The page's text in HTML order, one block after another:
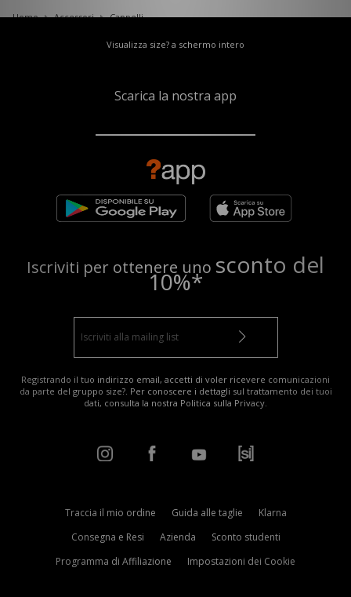
Uomo
Accessori Cappelli
Visualizza size? a schermo intero
Scarica la nostra app
Iscriviti per ottenere uno sconto del
10%*
Registrando il tuo indirizzo email, accetti di voler ricevere comunicazioni
da parte del gruppo size?. Per conoscere i dettagli sul trattamento dei tuoi
dati, consulta la nostra Politica sulla Privacy
Traccia il mio ordine Guida alle taglie
Klarna
Consegna e Resi
Azienda
Sconto studenti
Programma di Affiliazione
Impostazioni dei Cookie